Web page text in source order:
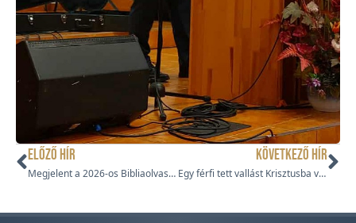
ELŐZŐ HÍR
Megjelent a 2026-os Bibliaolvasó Naptár
KÖVETKEZŐ HÍR
Egy férfi tett vallást Krisztusba vetett hitéről Kaposváron